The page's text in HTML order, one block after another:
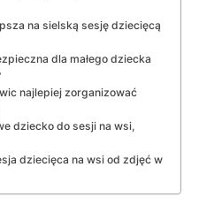
na sielską sesję dziecięcą
dla małego dziecka
najlepiej zorganizować
dziecko do sesji na wsi,
dziecięca na wsi od zdjęć w